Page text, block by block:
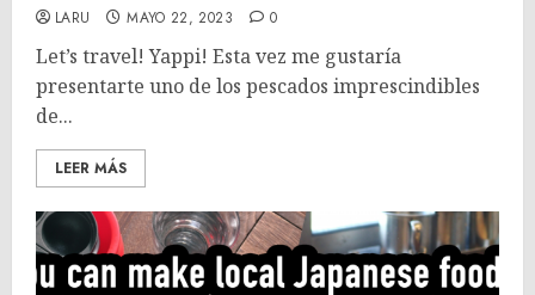
LARU MAYO 22, 2023 0
Let’s travel! Yappi! Esta vez me gustaría
presentarte uno de los pescados imprescindibles
de...
LEER MÁS